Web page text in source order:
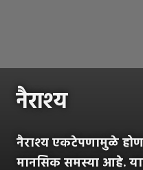
नैराश्य
नैराश्य एकटेपणामुळे
मानसिक समस्या आहे.